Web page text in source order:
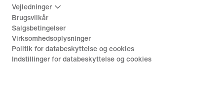
Vejledninger
Brugsvilkår
Salgsbetingelser
Virksomhedsoplysninger
Politik for databeskyttelse og cookies
Indstillinger for databeskyttelse og cookies